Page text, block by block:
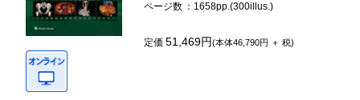
ページ数 ：1658pp.(300illus.)
定価51,469円(本体46,790円 ＋ 税)